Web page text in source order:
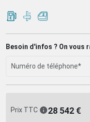
Besoin d'infos ? On vous
Prix TTC 28 542 €